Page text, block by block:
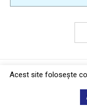
Politica
Acest site foloseşte